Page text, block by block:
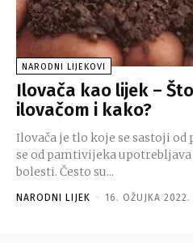
NARODNI LIJEKOVI
Ilovača kao lijek –
ilovačom i kako?
Ilovača je tlo koje se sastoji
se od pamtivijeka
bolesti. Često su...
NARODNI LIJEK - 16. OŽUJKA 2022.